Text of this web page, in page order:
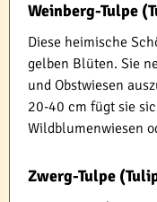
Weinberg-Tulpe
Diese heimische
gelben Blüten. Sie
und Obstwiesen
20-40 cm fügt sie
Wildblumenwiesen
Zwerg-Tulpe